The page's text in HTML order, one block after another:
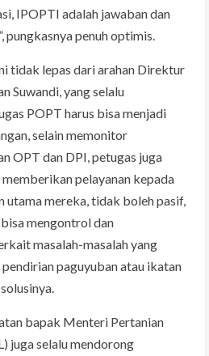
IPOPTI adalah jawaban dan
penuh optimis.
tidak lepas dari arahan Direktur
Suwandi, yang selalu
POPT harus bisa menjadi
selain memonitor
OPT dan DPI, petugas juga
pelayanan kepada
utama mereka, tidak boleh pasif,
mengontrol dan
masalah-masalah yang
paguyuban atau ikatan
bapak Menteri Pertanian
juga selalu mendorong